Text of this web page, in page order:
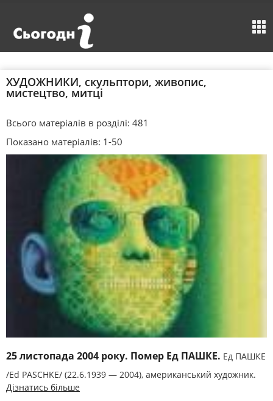
ХУДОЖНИКИ, скульптори, живопис,
мистецтво, митці
Всього матеріалів в розділі: 481
Показано матеріалів: 1-50
25 листопада 2004 року. Помер Ед ПАШКЕ. Ед ПАШКЕ
/Ed PASCHKE/ (22.6.1939 — 2004), американський художник.
Дізнатись більше